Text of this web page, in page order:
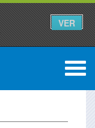
VER
0